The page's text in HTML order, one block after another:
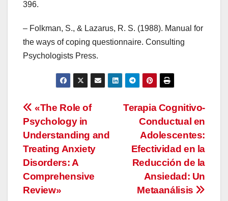
396.
– Folkman, S., & Lazarus, R. S. (1988). Manual for
the ways of coping questionnaire. Consulting
Psychologists Press.
Navegación
de
entradas
Terapia Cognitivo-
Conductual en
Adolescentes:
Efectividad en la
Reducción de la
Ansiedad: Un
Metaanálisis
«The Role of
Psychology in
Understanding and
Treating Anxiety
Disorders: A
Comprehensive
Review»